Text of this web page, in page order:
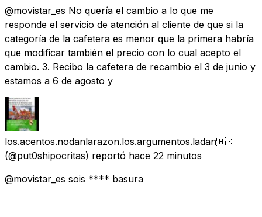
@movistar_es No quería el cambio a lo que me
responde el servicio de atención al cliente de que si la
categoría de la cafetera es menor que la primera habría
que modificar también el precio con lo cual acepto el
cambio. 3. Recibo la cafetera de recambio el 3 de junio y
estamos a 6 de agosto y
los.acentos.nodanlarazon.los.argumentos.ladan🇲🇰
(@put0shipocritas) reportó hace 22 minutos
@movistar_es sois **** basura